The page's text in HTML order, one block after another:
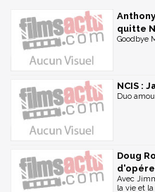
quitte
Goodbye
NCIS :
Duo
Doug
Avec
la vie et